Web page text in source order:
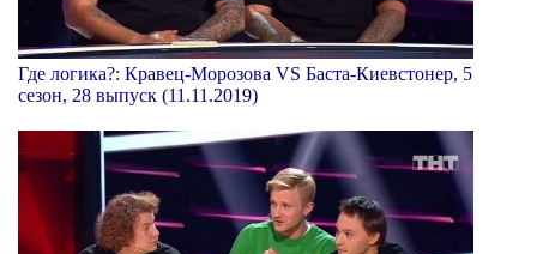
Где логика?: Кравец-Морозова VS Баста-Киевстонер, 5
сезон, 28 выпуск (11.11.2019)